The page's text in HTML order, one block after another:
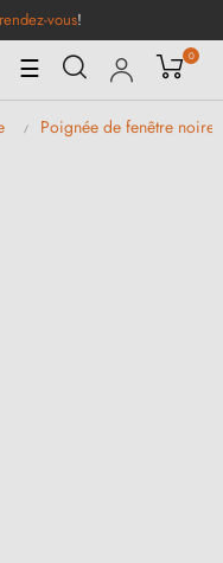
vous!
Basculer
la
navigation
☰ 0
Poignée de fenêtre noire